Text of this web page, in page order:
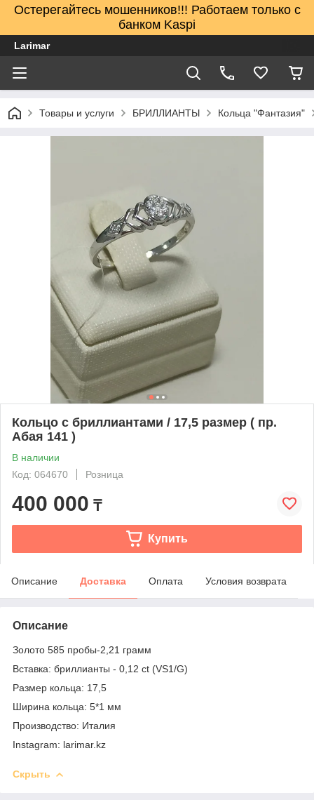
Остерегайтесь мошенников!!! Работаем только с
банком Kaspi
Larimar
Товары и услуги БРИЛЛИАНТЫ Кольца "Фантазия"
Кольцо с бриллиантами / 17,5 размер ( пр.
Абая 141 )
В наличии
Код: 064670
Розница
400 000 ₸
Купить
Описание Доставка Оплата Условия возврата
Описание
Золото 585 пробы-2,21 грамм
Вставка: бриллианты - 0,12 ct (VS1/G)
Размер кольца: 17,5
Ширина кольца: 5*1 мм
Производство: Италия
Instagram: larimar.kz
Скрыть